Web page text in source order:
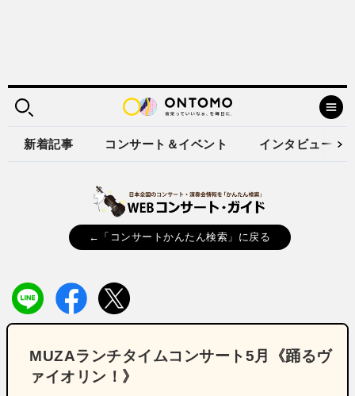
新着記事 コンサート＆イベント インタビュー
←「コンサートかんたん検索」に戻る
MUZAランチタイムコンサート5月《踊るヴ
ァイオリン！》